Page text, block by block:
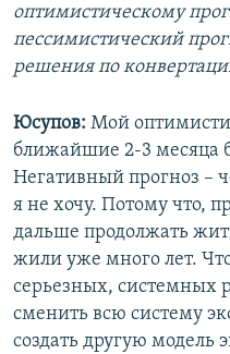
оптимистическому
пессимистический
решения по
Юсупов: Мой
ближайшие 2-3 месяца
Негативный прогноз –
я не хочу. Потому что,
дальше продолжать
жили уже много лет.
серьезных, системных
сменить всю систему
создать другую модель